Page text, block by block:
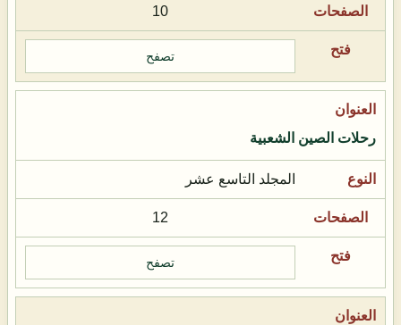
10
تصفح
رحلات الصين الشعبية
المجلد التاسع عشر
12
تصفح